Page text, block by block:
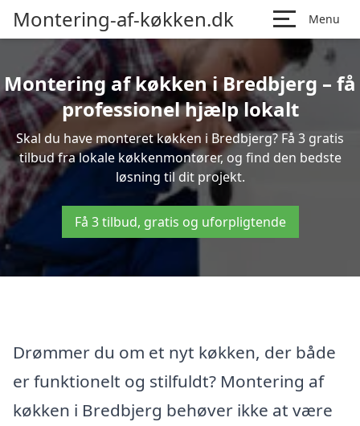
Montering-af-køkken.dk Menu
Montering af køkken i Bredbjerg – få
professionel hjælp lokalt
Skal du have monteret køkken i Bredbjerg? Få 3 gratis
tilbud fra lokale køkkenmontører, og find den bedste
løsning til dit projekt.
Få 3 tilbud, gratis og uforpligtende
Drømmer du om et nyt køkken, der både
er funktionelt og stilfuldt? Montering af
køkken i Bredbjerg behøver ikke at være